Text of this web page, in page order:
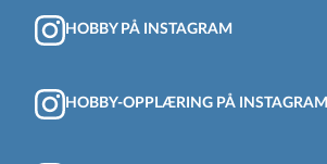
HOBBY PÅ INSTAGRAM
HOBBY-OPPLÆRING PÅ INSTAGRAM